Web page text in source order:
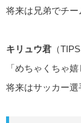
将来は兄弟でチー
キリュウ君 （
「めちゃくちゃ
将来はサッカー選